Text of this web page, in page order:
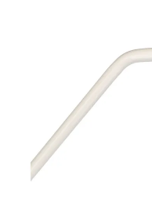
Tato moderní nemocniční
polohovací funkce, které
. Na elektrickém
zad a hlavy v úhlu do 70°
souběžné zvednutí zad a
– rychlý návrat postele do
důležitý v nouzových